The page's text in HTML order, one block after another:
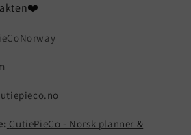
CutiePieCo - Norsk planner &